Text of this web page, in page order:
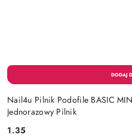
Nail4u Pilnik Podofile BASIC
Jednorazowy Pilnik
1.35